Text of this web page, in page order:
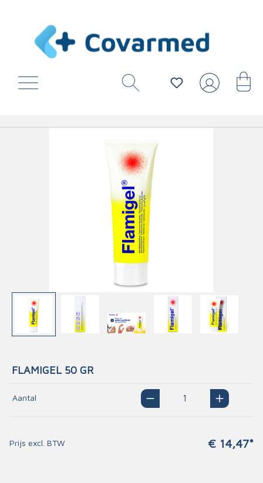
FLAMIGEL 50 GR
Aantal
Prijs excl. BTW € 14,47*